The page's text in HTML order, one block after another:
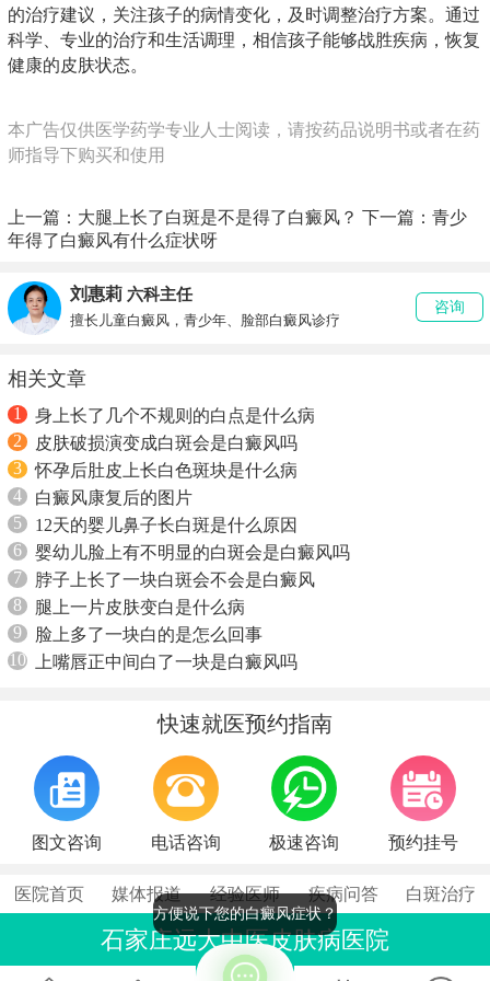
的治疗建议，关注孩子的病情变化，及时调整治疗方案。通过
科学、专业的治疗和生活调理，相信孩子能够战胜疾病，恢复
健康的皮肤状态。
本广告仅供医学药学专业人士阅读，请按药品说明书或者在药
师指导下购买和使用
上一篇： 大腿上长了白斑是不是得了白癜风？ 下一篇： 青少
年得了白癜风有什么症状呀
刘惠莉 六科主任
擅长儿童白癜风，青少年、脸部白癜风诊疗
咨询
相关文章
1
身上长了几个不规则的白点是什么病
2
皮肤破损演变成白斑会是白癜风吗
3
怀孕后肚皮上长白色斑块是什么病
4
白癜风康复后的图片
5
12天的婴儿鼻子长白斑是什么原因
6
婴幼儿脸上有不明显的白斑会是白癜风吗
7
脖子上长了一块白斑会不会是白癜风
8
腿上一片皮肤变白是什么病
9
脸上多了一块白的是怎么回事
10
上嘴唇正中间白了一块是白癜风吗
快速就医预约指南
图文咨询 电话咨询 极速咨询 预约挂号
医院首页 媒体报道 经验医师 疾病问答 白斑治疗
石家庄远大中医皮肤病医院
联系电话：0311-86990555
方便说下您的白癜风症状？